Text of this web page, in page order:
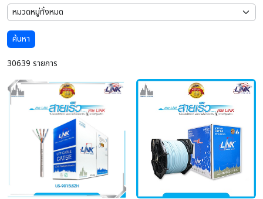
ค้นหา
30639 รายการ